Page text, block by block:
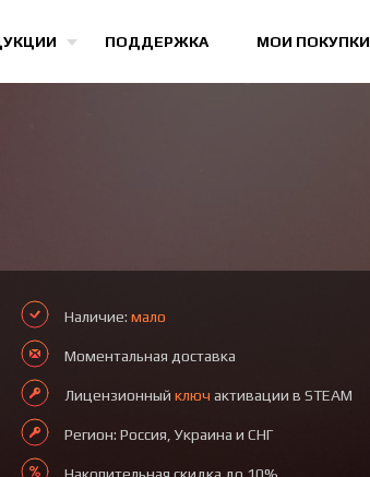
ПОДДЕРЖКА МОИ ПОКУПКИ
Все игры
Наличие: мало
Моментальная доставка
Лицензионный ключ активации в STEAM
Регион: Россия, Украина и СНГ